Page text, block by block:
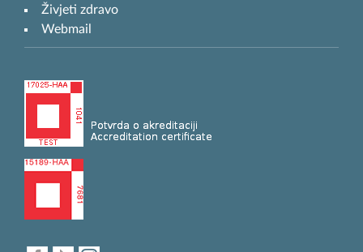
Živjeti zdravo
Webmail